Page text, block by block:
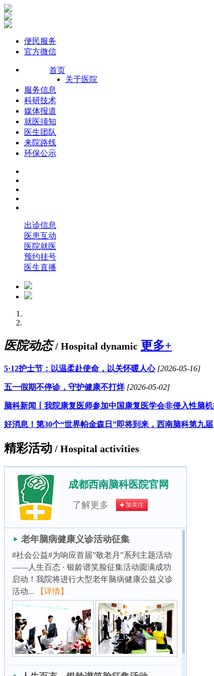
便民服务
官方微信
首页
关于医院
服务信息
科研技术
媒体报道
就医须知
医生团队
来院路线
环保公示
出诊信息
医患互动
医院就医
预约挂号
医生直播
医院动态 / Hospital dynamic 更多+
5·12护士节：以温柔赴使命，以关怀暖人心 [2026-05-16]
五一假期不停诊，守护健康不打烊 [2026-05-02]
脑科新闻丨我院康复医师参加中国康复医学会非侵入性脑
好消息！第30个“世界帕金森日”即将到来，西南脑科第九
精彩活动 / Hospital activities